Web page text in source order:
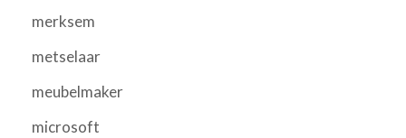
merksem
metselaar
meubelmaker
microsoft